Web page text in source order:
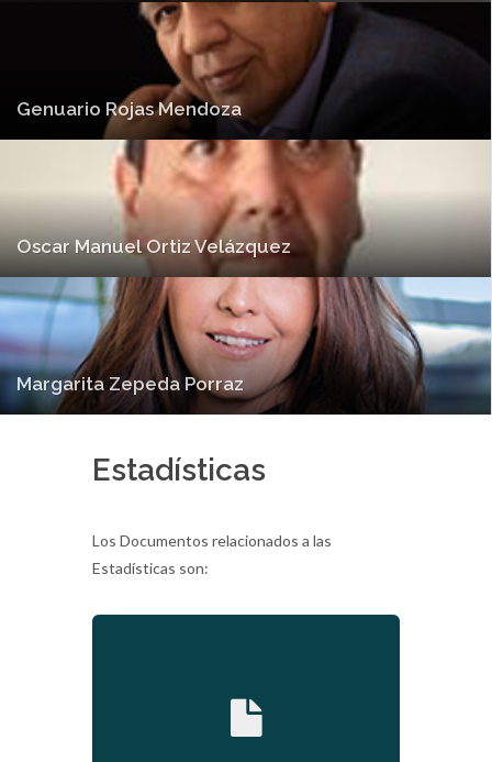
Genuario Rojas Mendoza
Oscar Manuel Ortiz Velázquez
Margarita Zepeda Porraz
Estadísticas
Los Documentos relacionados a las
Estadísticas son: